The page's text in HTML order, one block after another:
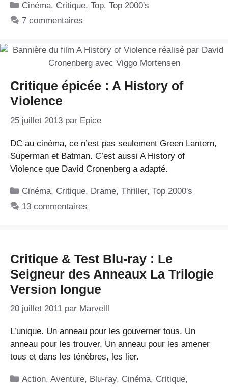
Catégories
Cinéma, Critique,Top,Top 2000's
7 commentaires
Critique épicée : A History of
Violence
25 juillet 2013 par Epice
DC au cinéma, ce n’est pas seulement Green Lantern,
Superman et Batman. C’est aussi A History of
Violence que David Cronenberg a adapté.
Catégories
Cinéma, Critique, Drame,Thriller,Top 2000's
13 commentaires
Critique & Test Blu-ray : Le
Seigneur des Anneaux La Trilogie
Version longue
20 juillet 2011 par Marvelll
L’unique. Un anneau pour les gouverner tous. Un
anneau pour les trouver. Un anneau pour les amener
tous et dans les ténèbres, les lier.
Catégories
Action,Aventure, Blu-ray, Cinéma, Critique,